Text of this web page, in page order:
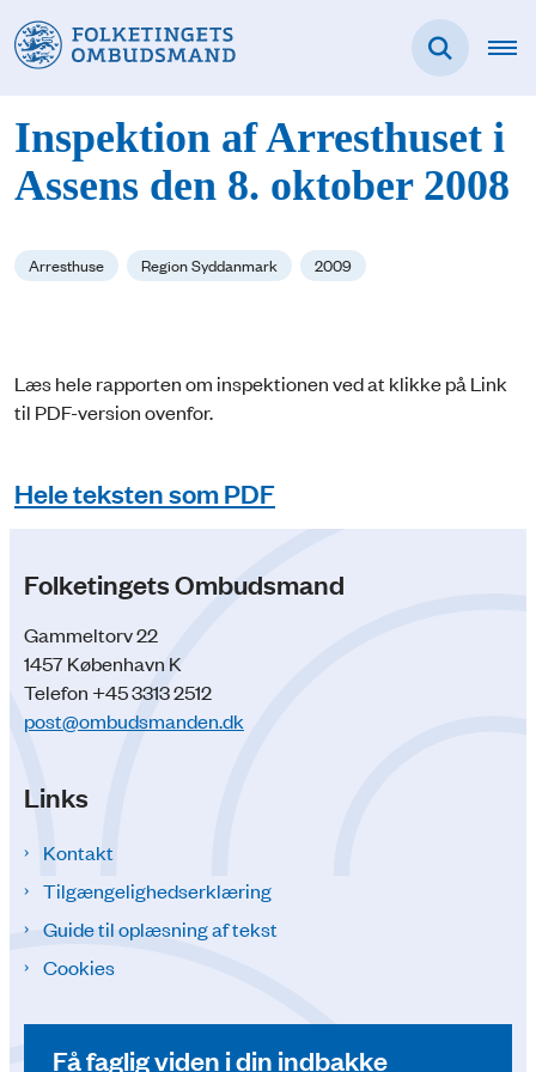
Inspektion af Arresthuset i
Assens den 8. oktober 2008
Arresthuse Region Syddanmark 2009
Læs hele rapporten om inspektionen ved at klikke på Link
til PDF-version ovenfor.
Hele teksten som PDF
Folketingets Ombudsmand
Gammeltorv 22
1457 København K
Telefon +45 3313 2512
post@ombudsmanden.dk
Links
Kontakt
Tilgængelighedserklæring
Guide til oplæsning af tekst
Cookies
Få faglig viden i din indbakke